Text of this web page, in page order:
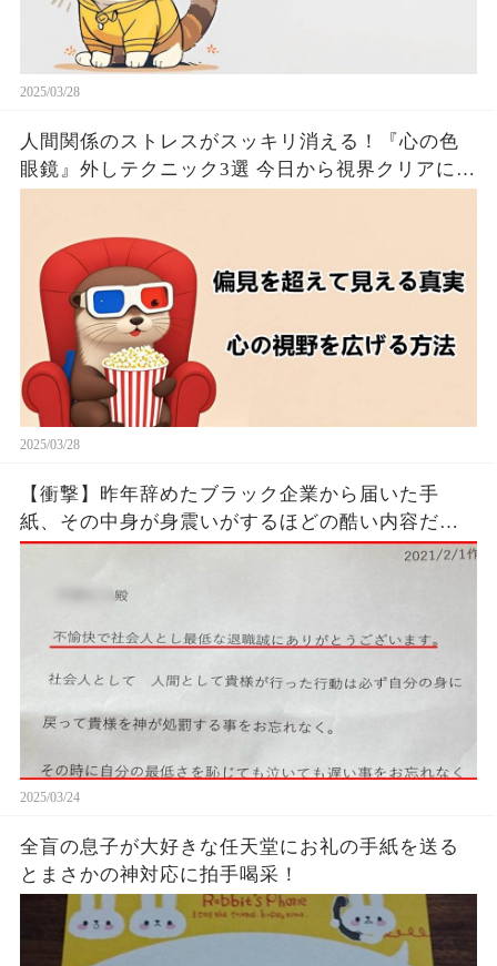
2025/03/28
人間関係のストレスがスッキリ消える！『心の色
眼鏡』外しテクニック3選 今日から視界クリアにな
2025/03/28
【衝撃】昨年辞めたブラック企業から届いた手
紙、その中身が身震いがするほどの酷い内容だっ
た…...
2025/03/24
全盲の息子が大好きな任天堂にお礼の手紙を送る
とまさかの神対応に拍手喝采！